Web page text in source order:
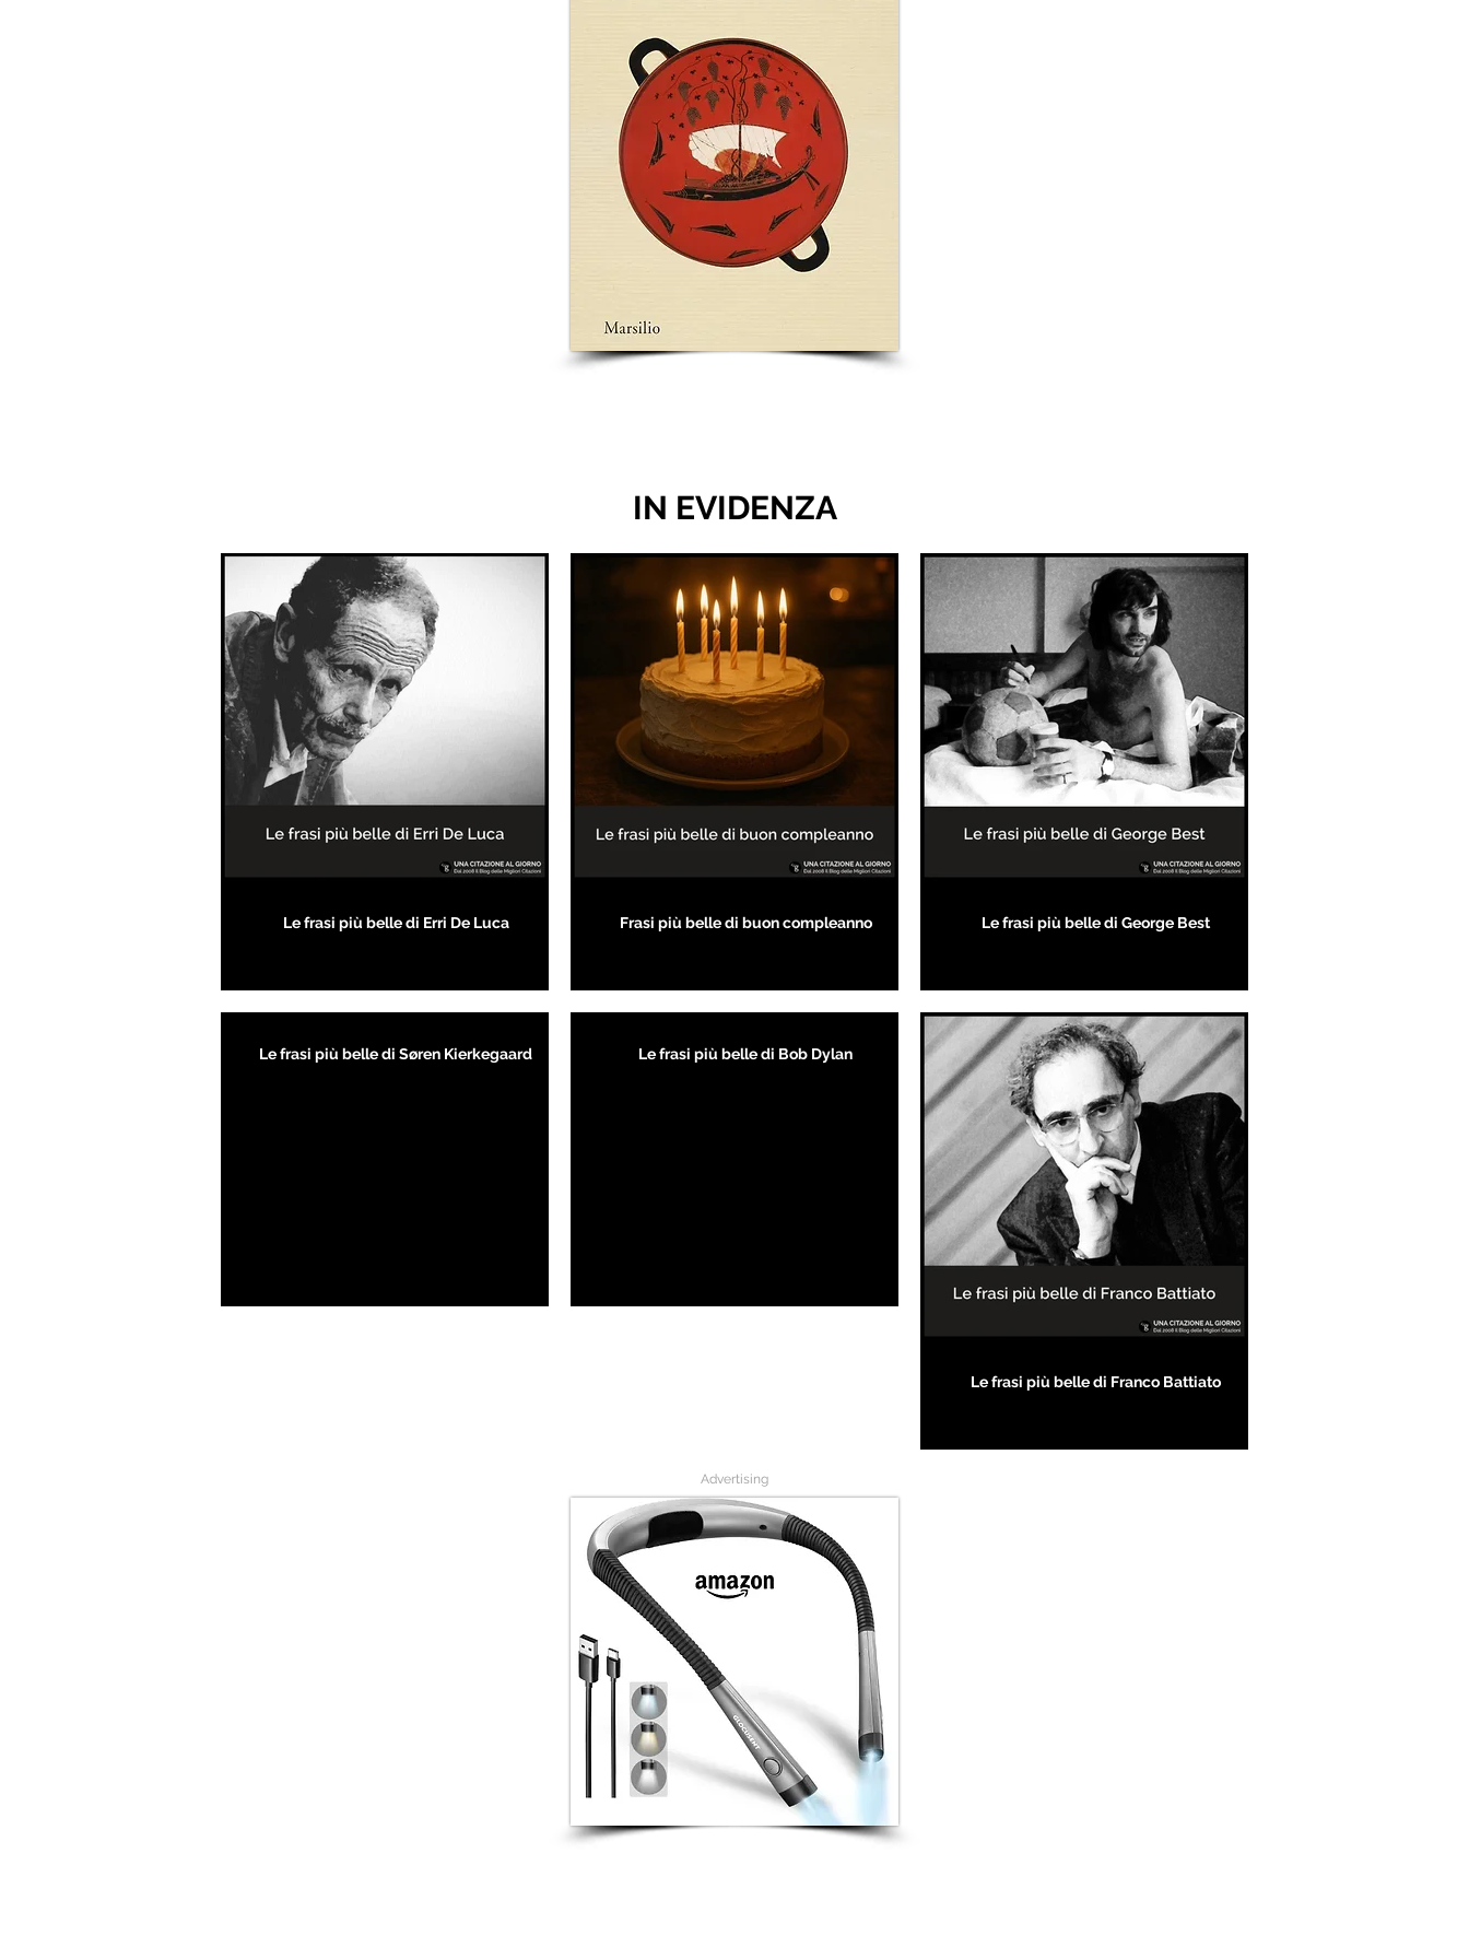
IN EVIDENZA
Le frasi più belle di Erri De Luca Frasi più belle di buon compleanno Le frasi più belle di George Best
Le frasi più belle di Søren Kierkegaard Le frasi più belle di Bob Dylan
Le frasi più belle di Franco Battiato
Advertising